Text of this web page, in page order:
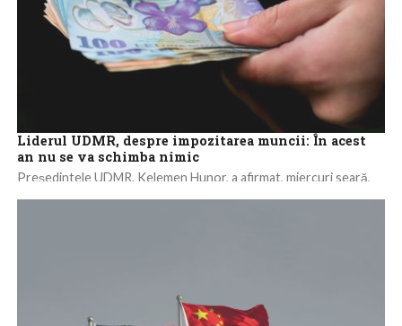
Liderul UDMR, despre impozitarea muncii: În acest
an nu se va schimba nimic
Preşedintele UDMR, Kelemen Hunor, a afirmat, miercuri seară,